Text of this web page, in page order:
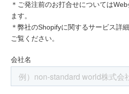
contact
＊ご発注前のお打合せについては
ます。
＊弊社のShopifyに関するサービス詳
ご覧ください。